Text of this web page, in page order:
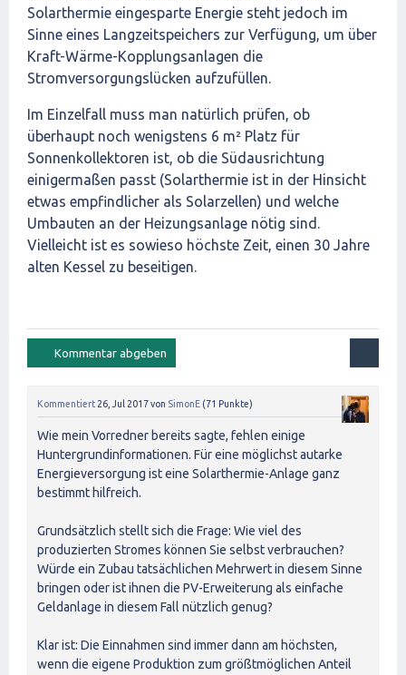
Solarthermie eingesparte Energie steht jedoch im
Sinne eines Langzeitspeichers zur Verfügung, um über
Kraft-Wärme-Kopplungsanlagen die
Stromversorgungslücken aufzufüllen.
Im Einzelfall muss man natürlich prüfen, ob
überhaupt noch wenigstens 6 m² Platz für
Sonnenkollektoren ist, ob die Südausrichtung
einigermaßen passt (Solarthermie ist in der Hinsicht
etwas empfindlicher als Solarzellen) und welche
Umbauten an der Heizungsanlage nötig sind.
Vielleicht ist es sowieso höchste Zeit, einen 30 Jahre
alten Kessel zu beseitigen.
Kommentiert 26, Jul 2017von SimonE (71 Punkte)
Wie mein Vorredner bereits sagte, fehlen einige
Huntergrundinformationen. Für eine möglichst autarke
Energieversorgung ist eine Solarthermie-Anlage ganz
bestimmt hilfreich.
Grundsätzlich stellt sich die Frage: Wie viel des
produzierten Stromes können Sie selbst verbrauchen?
Würde ein Zubau tatsächlichen Mehrwert in diesem Sinne
bringen oder ist ihnen die PV-Erweiterung als einfache
Geldanlage in diesem Fall nützlich genug?
Klar ist: Die Einnahmen sind immer dann am höchsten,
wenn die eigene Produktion zum größtmöglichen Anteil